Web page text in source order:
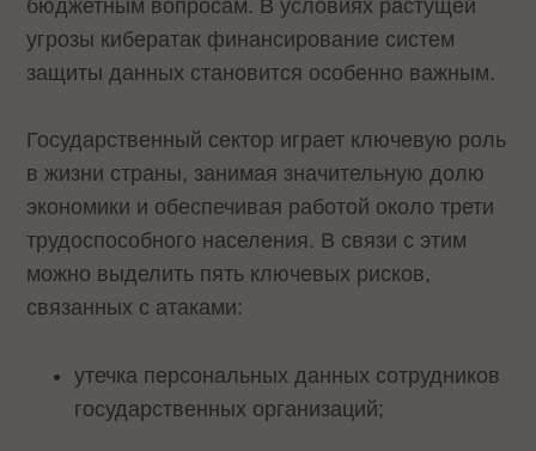
бюджетным вопросам. В условиях растущей
угрозы кибератак финансирование систем
защиты данных становится особенно важным.
Государственный сектор играет ключевую роль
в жизни страны, занимая значительную долю
экономики и обеспечивая работой около трети
трудоспособного населения. В связи с этим
можно выделить пять ключевых рисков,
связанных с атаками:
утечка персональных данных сотрудников
государственных организаций;